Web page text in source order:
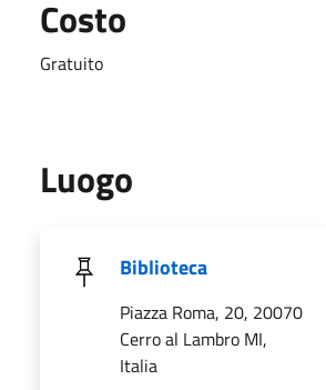
Costo
Gratuito
Luogo
Biblioteca
Piazza Roma, 20, 20070
Cerro al Lambro MI,
Italia